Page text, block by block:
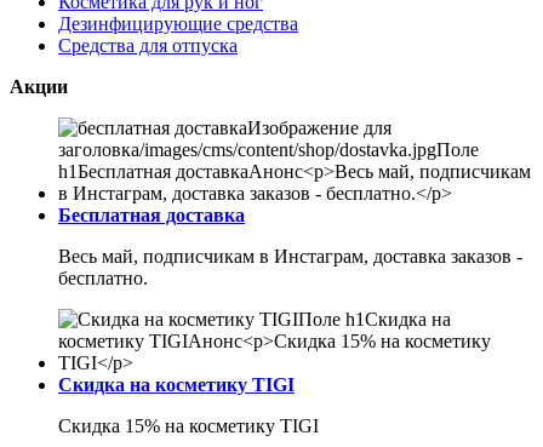
Дезинфицирующие средства
Средства для отпуска
Акции
Бесплатная доставка
Весь май, подписчикам в Инстаграм, доставка заказов -
бесплатно.
Скидка на косметику TIGI
Скидка 15% на косметику TIGI